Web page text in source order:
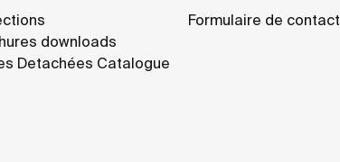
downloads
Detachées Catalogue
Formulaire de contact